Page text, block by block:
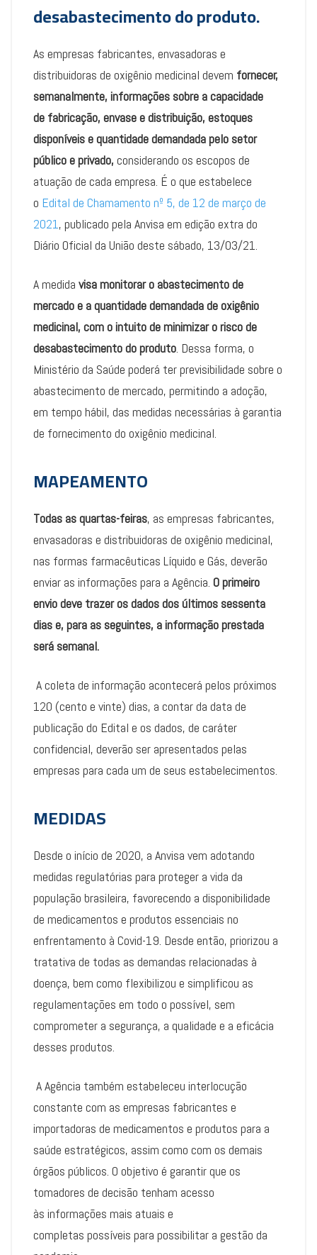
desabastecimento do produto.
As empresas fabricantes, envasadoras e
distribuidoras de oxigênio medicinal devem fornecer,
semanalmente, informações sobre a capacidade
de fabricação, envase e distribuição, estoques
disponíveis e quantidade demandada pelo setor
público e privado, considerando os escopos de
atuação de cada empresa. É o que estabelece
o Edital de Chamamento nº 5, de 12 de março de
2021, publicado pela Anvisa em edição extra do
Diário Oficial da União deste sábado, 13/03/21.
A medida visa monitorar o abastecimento de
mercado e a quantidade demandada de oxigênio
medicinal, com o intuito de minimizar o risco de
desabastecimento do produto. Dessa forma, o
Ministério da Saúde poderá ter previsibilidade sobre o
abastecimento de mercado, permitindo a adoção,
em tempo hábil, das medidas necessárias à garantia
de fornecimento do oxigênio medicinal.
MAPEAMENTO
Todas as quartas-feiras, as empresas fabricantes,
envasadoras e distribuidoras de oxigênio medicinal,
nas formas farmacêuticas Líquido e Gás, deverão
enviar as informações para a Agência. O primeiro
envio deve trazer os dados dos últimos sessenta
dias e, para as seguintes, a informação prestada
será semanal.
A coleta de informação acontecerá pelos próximos
120 (cento e vinte) dias, a contar da data de
publicação do Edital e os dados, de caráter
confidencial, deverão ser apresentados pelas
empresas para cada um de seus estabelecimentos.
MEDIDAS
Desde o início de 2020, a Anvisa vem adotando
medidas regulatórias para proteger a vida da
população brasileira, favorecendo a disponibilidade
de medicamentos e produtos essenciais no
enfrentamento à Covid-19. Desde então, priorizou a
tratativa de todas as demandas relacionadas à
doença, bem como flexibilizou e simplificou as
regulamentações em todo o possível, sem
comprometer a segurança, a qualidade e a eficácia
desses produtos.
A Agência também estabeleceu interlocução
constante com as empresas fabricantes e
importadoras de medicamentos e produtos para a
saúde estratégicos, assim como com os demais
órgãos públicos. O objetivo é garantir que os
tomadores de decisão tenham acesso
às informações mais atuais e
completas possíveis para possibilitar a gestão da